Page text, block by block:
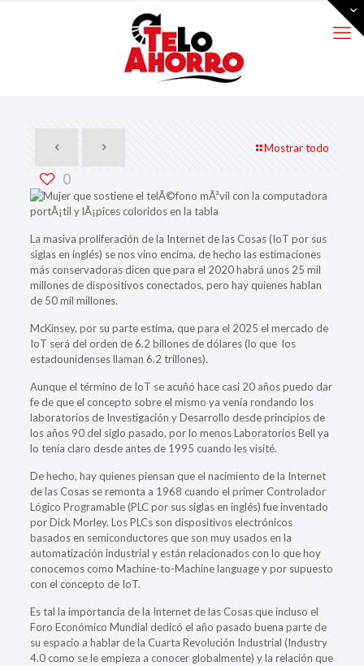
Mostrar todo
0
La masiva proliferación de la Internet de las Cosas (IoT por sus
siglas en inglés) se nos vino encima, de hecho las estimaciones
más conservadoras dicen que para el 2020 habrá unos 25 mil
millones de dispositivos conectados, pero hay quienes hablan
de 50 mil millones.
McKinsey, por su parte estima, que para el 2025 el mercado de
IoT será del orden de 6.2 billones de dólares (lo que los
estadounidenses llaman 6.2 trillones).
Aunque el término de IoT se acuñó hace casi 20 años puedo dar
fe de que el concepto sobre el mismo ya venía rondando los
laboratorios de Investigación y Desarrollo desde principios de
los años 90 del siglo pasado, por lo menos Laboratorios Bell ya
lo tenía claro desde antes de 1995 cuando les visité.
De hecho, hay quienes piensan que el nacimiento de la Internet
de las Cosas se remonta a 1968 cuando el primer Controlador
Lógico Programable (PLC por sus siglas en inglés) fue inventado
por Dick Morley. Los PLCs son dispositivos electrónicos
basados en semiconductores que son muy usados en la
automatización industrial y están relacionados con lo que hoy
conocemos como Machine-to-Machine language y por supuesto
con el concepto de IoT.
Es tal la importancia de la Internet de las Cosas que incluso el
Foro Económico Mundial dedicó el año pasado buena parte de
su espacio a hablar de la Cuarta Revolución Industrial (Industry
4.0 como se le empieza a conocer globalmente) y la relación que